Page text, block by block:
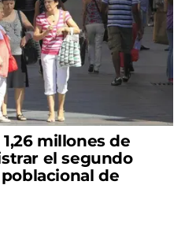
millones de
el segundo
de